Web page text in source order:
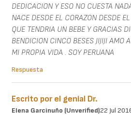
DEDICACION Y ESO NO CUESTA
NACE DESDE EL CORAZON DESDE
QUE TENDRIA UN BEBE Y GRACIAS
BENDICION CINCO BESES JIJIJI AMO
MI PROPIA VIDA . SOY PERUANA
Respuesta
Escrito por el genial Dr.
Elena Garcinuño (unverified)22 Jul